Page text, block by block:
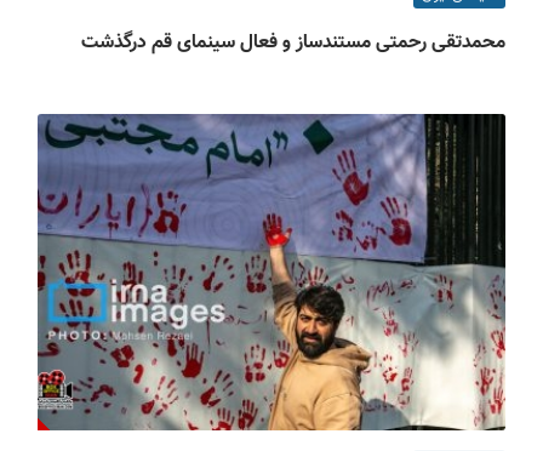
محمدتقی رحمتی مستندساز و فعال سینمای قم درگذشت